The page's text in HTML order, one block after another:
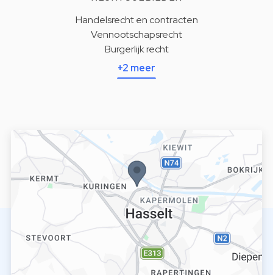
Handelsrecht en contracten
Vennootschapsrecht
Burgerlijk recht
+2 meer